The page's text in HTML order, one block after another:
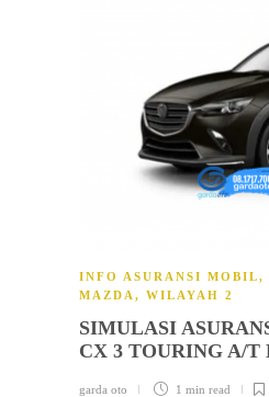
INFO ASURANSI MOBIL,
MAZDA , WILAYAH 2
SIMULASI
CX 3 TOURING A/T
garda oto 1 min read